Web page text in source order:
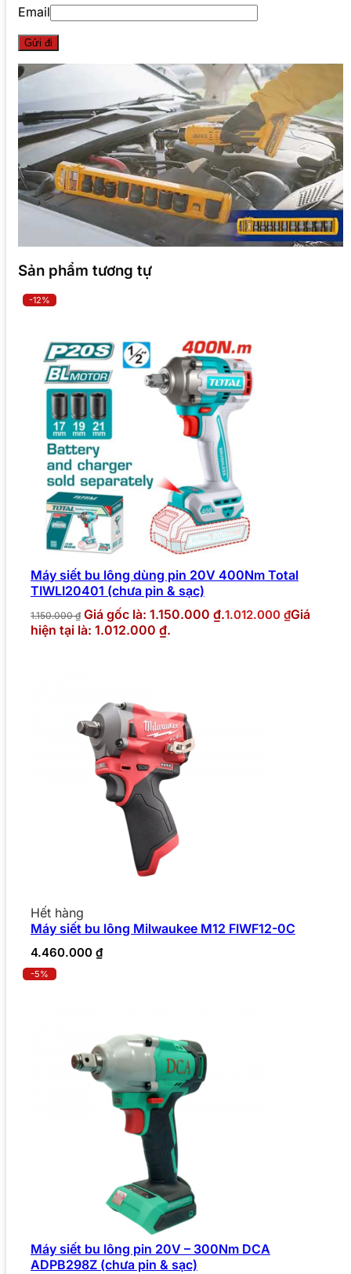
Email
Sản phẩm tương tự
-12%
Máy siết bu lông dùng pin 20V 400Nm Total
TIWLI20401 (chưa pin & sạc)
1.150.000₫ Giá gốc là: 1.150.000 ₫.1.012.000 ₫Giá
hiện tại là: 1.012.000 ₫.
Hết hàng
Máy siết bu lông Milwaukee M12 FIWF12-0C
4.460.000 ₫
-5%
Máy siết bu lông pin 20V – 300Nm DCA
ADPB298Z (chưa pin & sạc)